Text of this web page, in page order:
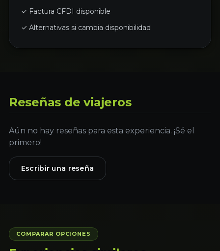
✓ Factura CFDI disponible
✓ Alternativas si cambia disponibilidad
Reseñas de viajeros
Aún no hay reseñas para esta experiencia. ¡Sé el
primero!
Escribir una reseña
COMPARAR OPCIONES